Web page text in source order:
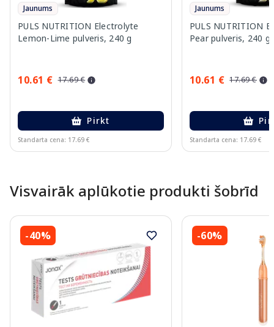
Jaunums
PULS NUTRITION Electrolyte
Lemon-Lime pulveris, 240 g
10.61 € 17.69 €
Pirkt
Standarta cena: 17.69 €
Jaunums
PULS NUTRITION
Pear pulveris, 240 g
10.61 € 17.69 €
Standarta cena: 17.69 €
Visvairāk aplūkotie produkti šobrīd
-40% -60%